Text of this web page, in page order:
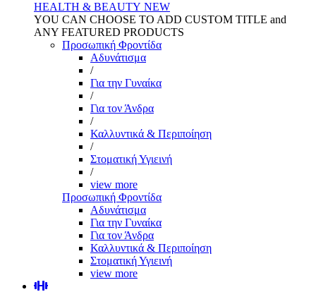
HEALTH & BEAUTY NEW
YOU CAN CHOOSE TO ADD CUSTOM TITLE and
ANY FEATURED PRODUCTS
Προσωπική Φροντίδα
Αδυνάτισμα
/
Για την Γυναίκα
/
Για τον Άνδρα
/
Καλλυντικά & Περιποίηση
/
Στοματική Υγιεινή
/
view more
Προσωπική Φροντίδα
Αδυνάτισμα
Για την Γυναίκα
Για τον Άνδρα
Καλλυντικά & Περιποίηση
Στοματική Υγιεινή
view more